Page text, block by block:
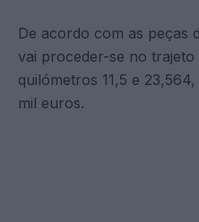
De acordo com as peças
vai proceder-se no
quilómetros 11,5 e
mil euros.